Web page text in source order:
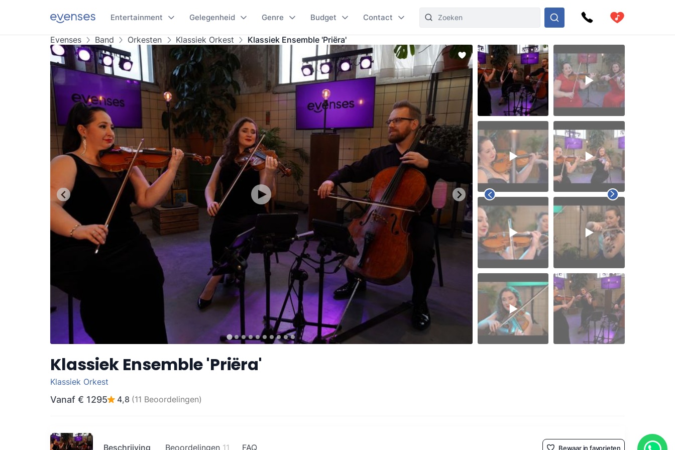
Entertainment Gelegenheid Genre Budget Contact
Evenses Band Orkesten Klassiek Orkest Klassiek Ensemble 'Priëra'
Klassiek Ensemble 'Priëra'
Klassiek Orkest
Vanaf € 1295 4,8 (11 Beoordelingen)
Beschrijving Beoordelingen 11 FAQ Bewaar in favorieten